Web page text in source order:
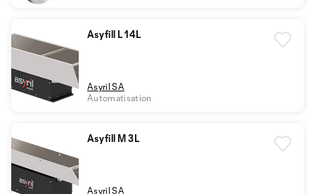
Asyfill L 14L
Asyril SA
Automatisation
Asyfill M 3L
Asyril SA